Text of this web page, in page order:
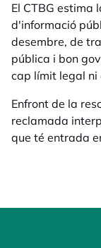
El CTBG estima
d'informació
desembre, de
pública i bon
cap límit legal ni
Enfront de la
reclamada
que té entrada